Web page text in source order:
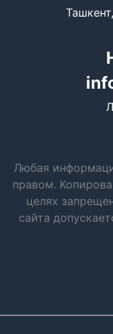
Любая
правом.
целях
сайта